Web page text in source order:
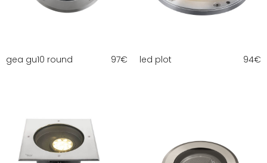
gea gu10 round 97€ led plot 94€